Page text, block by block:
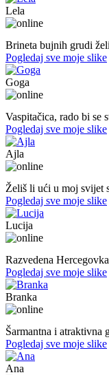
Lela
Brineta bujnih grudi
Pogledaj sve moje slike
Goga
Vaspitačica, rado bi se
Pogledaj sve moje slike
Ajla
Želiš li ući u moj svijet
Pogledaj sve moje slike
Lucija
Razvedena
Pogledaj sve moje slike
Branka
Šarmantna i atraktivna
Pogledaj sve moje slike
Ana